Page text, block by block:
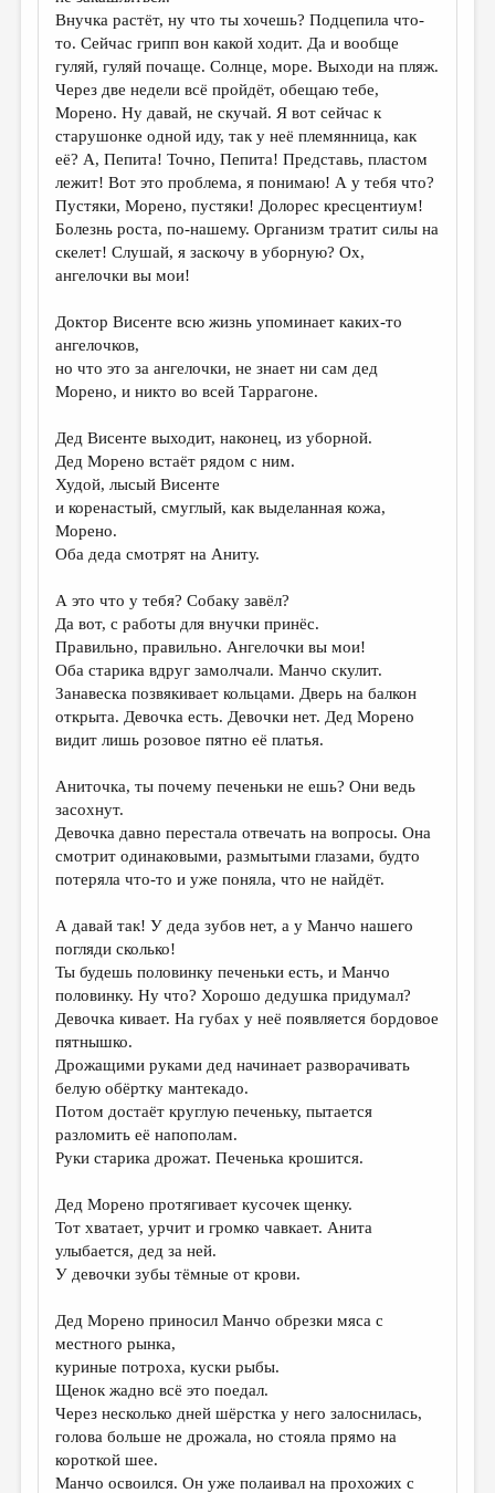
Внучка растёт, ну что ты хочешь? Подцепила что-
то. Сейчас грипп вон какой ходит. Да и вообще
гуляй, гуляй почаще. Солнце, море. Выходи на пляж.
Через две недели всё пройдёт, обещаю тебе,
Морено. Ну давай, не скучай. Я вот сейчас к
старушонке одной иду, так у неё племянница, как
её? А, Пепита! Точно, Пепита! Представь, пластом
лежит! Вот это проблема, я понимаю! А у тебя что?
Пустяки, Морено, пустяки! Долорес кресцентиум!
Болезнь роста, по-нашему. Организм тратит силы на
скелет! Слушай, я заскочу в уборную? Ох,
ангелочки вы мои!
Доктор Висенте всю жизнь упоминает каких-то
ангелочков,
но что это за ангелочки, не знает ни сам дед
Морено, и никто во всей Таррагоне.
Дед Висенте выходит, наконец, из уборной.
Дед Морено встаёт рядом с ним.
Худой, лысый Висенте
и коренастый, смуглый, как выделанная кожа,
Морено.
Оба деда смотрят на Аниту.
А это что у тебя? Собаку завёл?
Да вот, с работы для внучки принёс.
Правильно, правильно. Ангелочки вы мои!
Оба старика вдруг замолчали. Манчо скулит.
Занавеска позвякивает кольцами. Дверь на балкон
открыта. Девочка есть. Девочки нет. Дед Морено
видит лишь розовое пятно её платья.
Аниточка, ты почему печеньки не ешь? Они ведь
засохнут.
Девочка давно перестала отвечать на вопросы. Она
смотрит одинаковыми, размытыми глазами, будто
потеряла что-то и уже поняла, что не найдёт.
А давай так! У деда зубов нет, а у Манчо нашего
погляди сколько!
Ты будешь половинку печеньки есть, и Манчо
половинку. Ну что? Хорошо дедушка придумал?
Девочка кивает. На губах у неё появляется бордовое
пятнышко.
Дрожащими руками дед начинает разворачивать
белую обёртку мантекадо.
Потом достаёт круглую печеньку, пытается
разломить её напополам.
Руки старика дрожат. Печенька крошится.
Дед Морено протягивает кусочек щенку.
Тот хватает, урчит и громко чавкает. Анита
улыбается, дед за ней.
У девочки зубы тёмные от крови.
Дед Морено приносил Манчо обрезки мяса с
местного рынка,
куриные потроха, куски рыбы.
Щенок жадно всё это поедал.
Через несколько дней шёрстка у него залоснилась,
голова больше не дрожала, но стояла прямо на
короткой шее.
Манчо освоился. Он уже полаивал на прохожих с